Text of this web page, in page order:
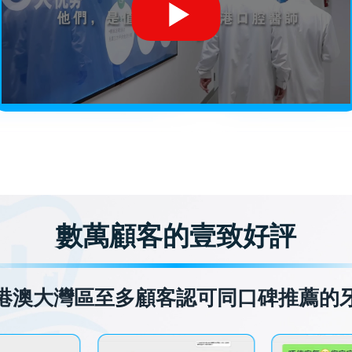
數萬顧客的壹致好評
澳大灣區至多顧客認可同口碑推薦的